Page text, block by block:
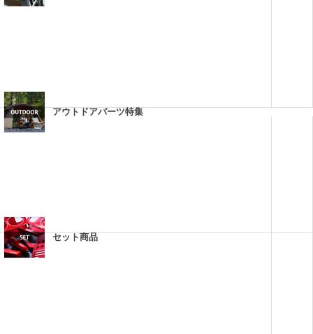
アウトドアパーツ特集
セット商品